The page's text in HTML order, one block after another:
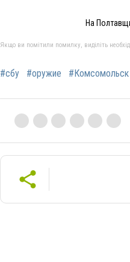
На
Якщо ви помітили помилку, виділіть
#сбу #оружие #Комсомольск